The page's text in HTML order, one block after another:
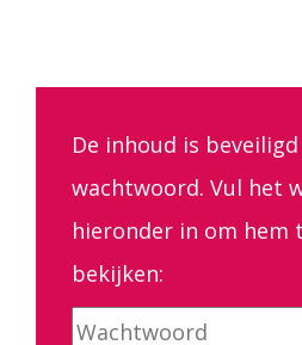
De inhoud is
wachtwoord. Vul het
hieronder in om hem
bekijken: